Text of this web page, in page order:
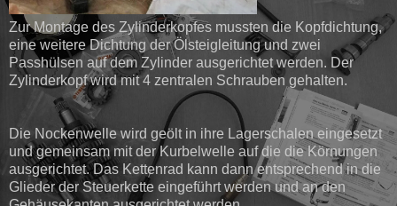
Zur Montage des Zylinderkopfes mussten die Kopfdichtung,
eine weitere Dichtung der Ölsteigleitung und zwei
Passhülsen auf dem Zylinder ausgerichtet werden. Der
Zylinderkopf wird mit 4 zentralen Schrauben gehalten.
Die Nockenwelle wird geölt in ihre Lagerschalen eingesetzt
und gemeinsam mit der Kurbelwelle auf die die Körnungen
ausgerichtet. Das Kettenrad kann dann entsprechend in die
Glieder der Steuerkette eingeführt werden und an den